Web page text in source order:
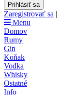
Zaregistrovať sa |
Menu
Domov
Rumy
Gin
Koňak
Vodka
Whisky
Ostatné
Info